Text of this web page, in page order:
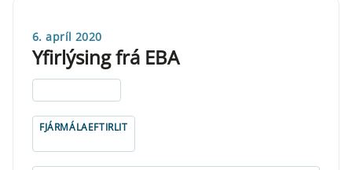
6. apríl 2020
Yfirlýsing frá EBA
FJÁRMÁLAEFTIRLIT